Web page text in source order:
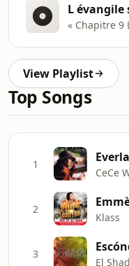
L évangile
« Chapitre 9
View Playlist
Top Songs
1
CeCe
2
Klass
3
El